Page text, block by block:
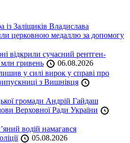
із Заліщиків Владислава
церковною медаллю за допомогу
відкрили сучасний рентген-
млн гривень
06.08.2026
у силі вирок у справі про
з Вишнівця
громади Андрій Гайдаш
Верховної Ради України
водій намагався
05.08.2026